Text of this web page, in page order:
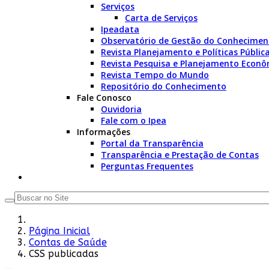
Serviços
Carta de Serviços
Ipeadata
Observatório de Gestão do
Revista Planejamento e Políticas
Revista Pesquisa e Planejamento
Revista Tempo do Mundo
Repositório do Conhecimento
Fale Conosco
Ouvidoria
Fale com o Ipea
Informações
Portal da Transparência
Transparência e Prestação de Contas
Perguntas Frequentes
Página Inicial
Contas de Saúde
CSS publicadas